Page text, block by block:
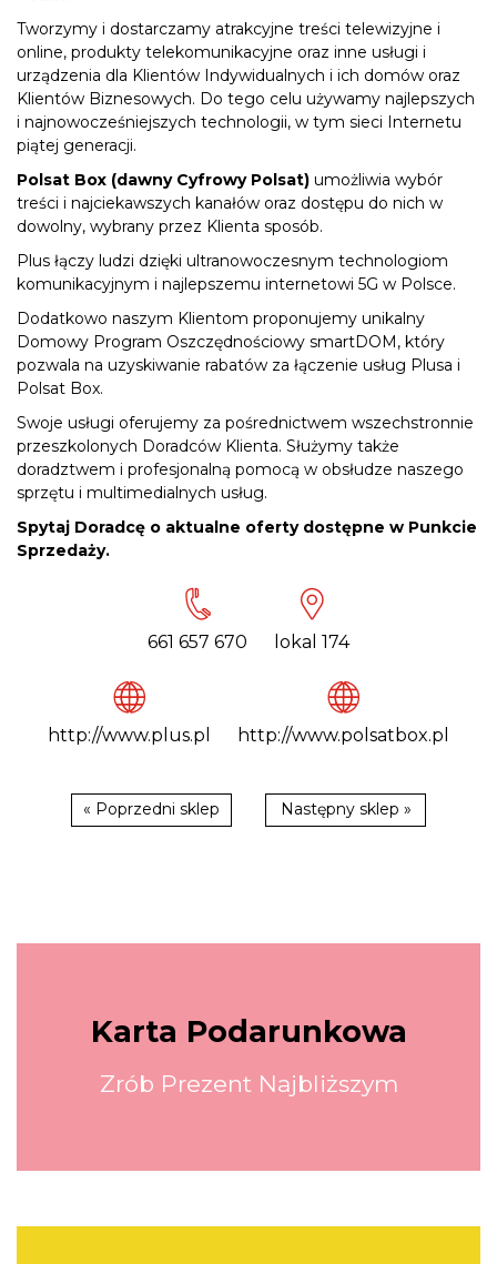
Tworzymy i dostarczamy atrakcyjne treści telewizyjne i
online, produkty telekomunikacyjne oraz inne usługi i
urządzenia dla Klientów Indywidualnych i ich domów oraz
Klientów Biznesowych. Do tego celu używamy najlepszych
i najnowocześniejszych technologii, w tym sieci Internetu
piątej generacji.
Polsat Box (dawny Cyfrowy Polsat) umożliwia wybór
treści i najciekawszych kanałów oraz dostępu do nich w
dowolny, wybrany przez Klienta sposób.
Plus łączy ludzi dzięki ultranowoczesnym technologiom
komunikacyjnym i najlepszemu internetowi 5G w Polsce.
Dodatkowo naszym Klientom proponujemy unikalny
Domowy Program Oszczędnościowy smartDOM, który
pozwala na uzyskiwanie rabatów za łączenie usług Plusa i
Polsat Box.
Swoje usługi oferujemy za pośrednictwem wszechstronnie
przeszkolonych Doradców Klienta. Służymy także
doradztwem i profesjonalną pomocą w obsłudze naszego
sprzętu i multimedialnych usług.
Spytaj Doradcę o aktualne oferty dostępne w Punkcie
Sprzedaży.
661 657 670 lokal 174
http://www.plus.pl http://www.polsatbox.pl
« Poprzedni sklep Następny sklep »
Karta Podarunkowa
Zrób Prezent Najbliższym